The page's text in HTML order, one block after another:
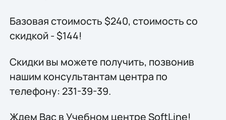
Базовая стоимость $240, стоимость со
скидкой - $144!
Скидки вы можете получить, позвонив
нашим консультантам центра по
телефону: 231-39-39.
Ждем Вас в Учебном центре SoftLine!